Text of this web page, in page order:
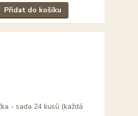
Přidat do košíku